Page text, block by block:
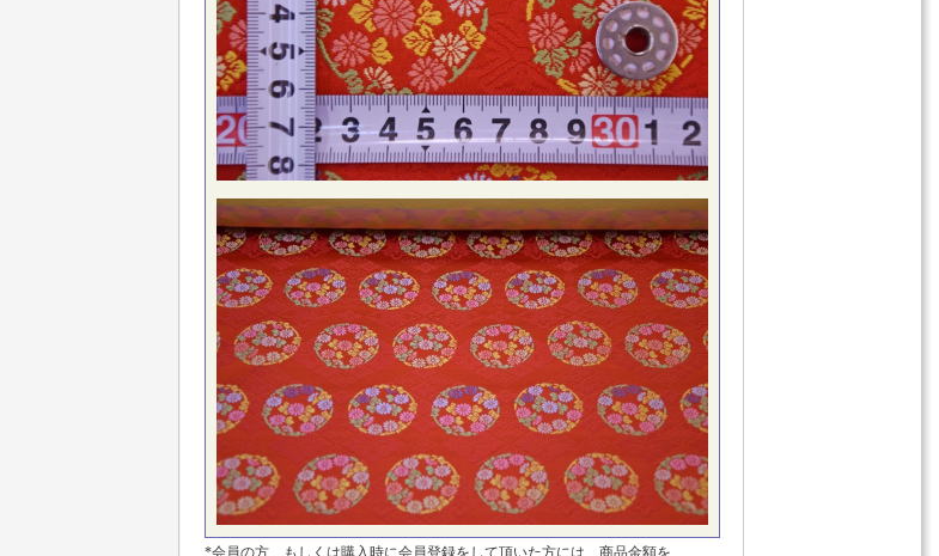
*会員の方、もしくは購入時に会員登録をして頂いた方には、商品金額を